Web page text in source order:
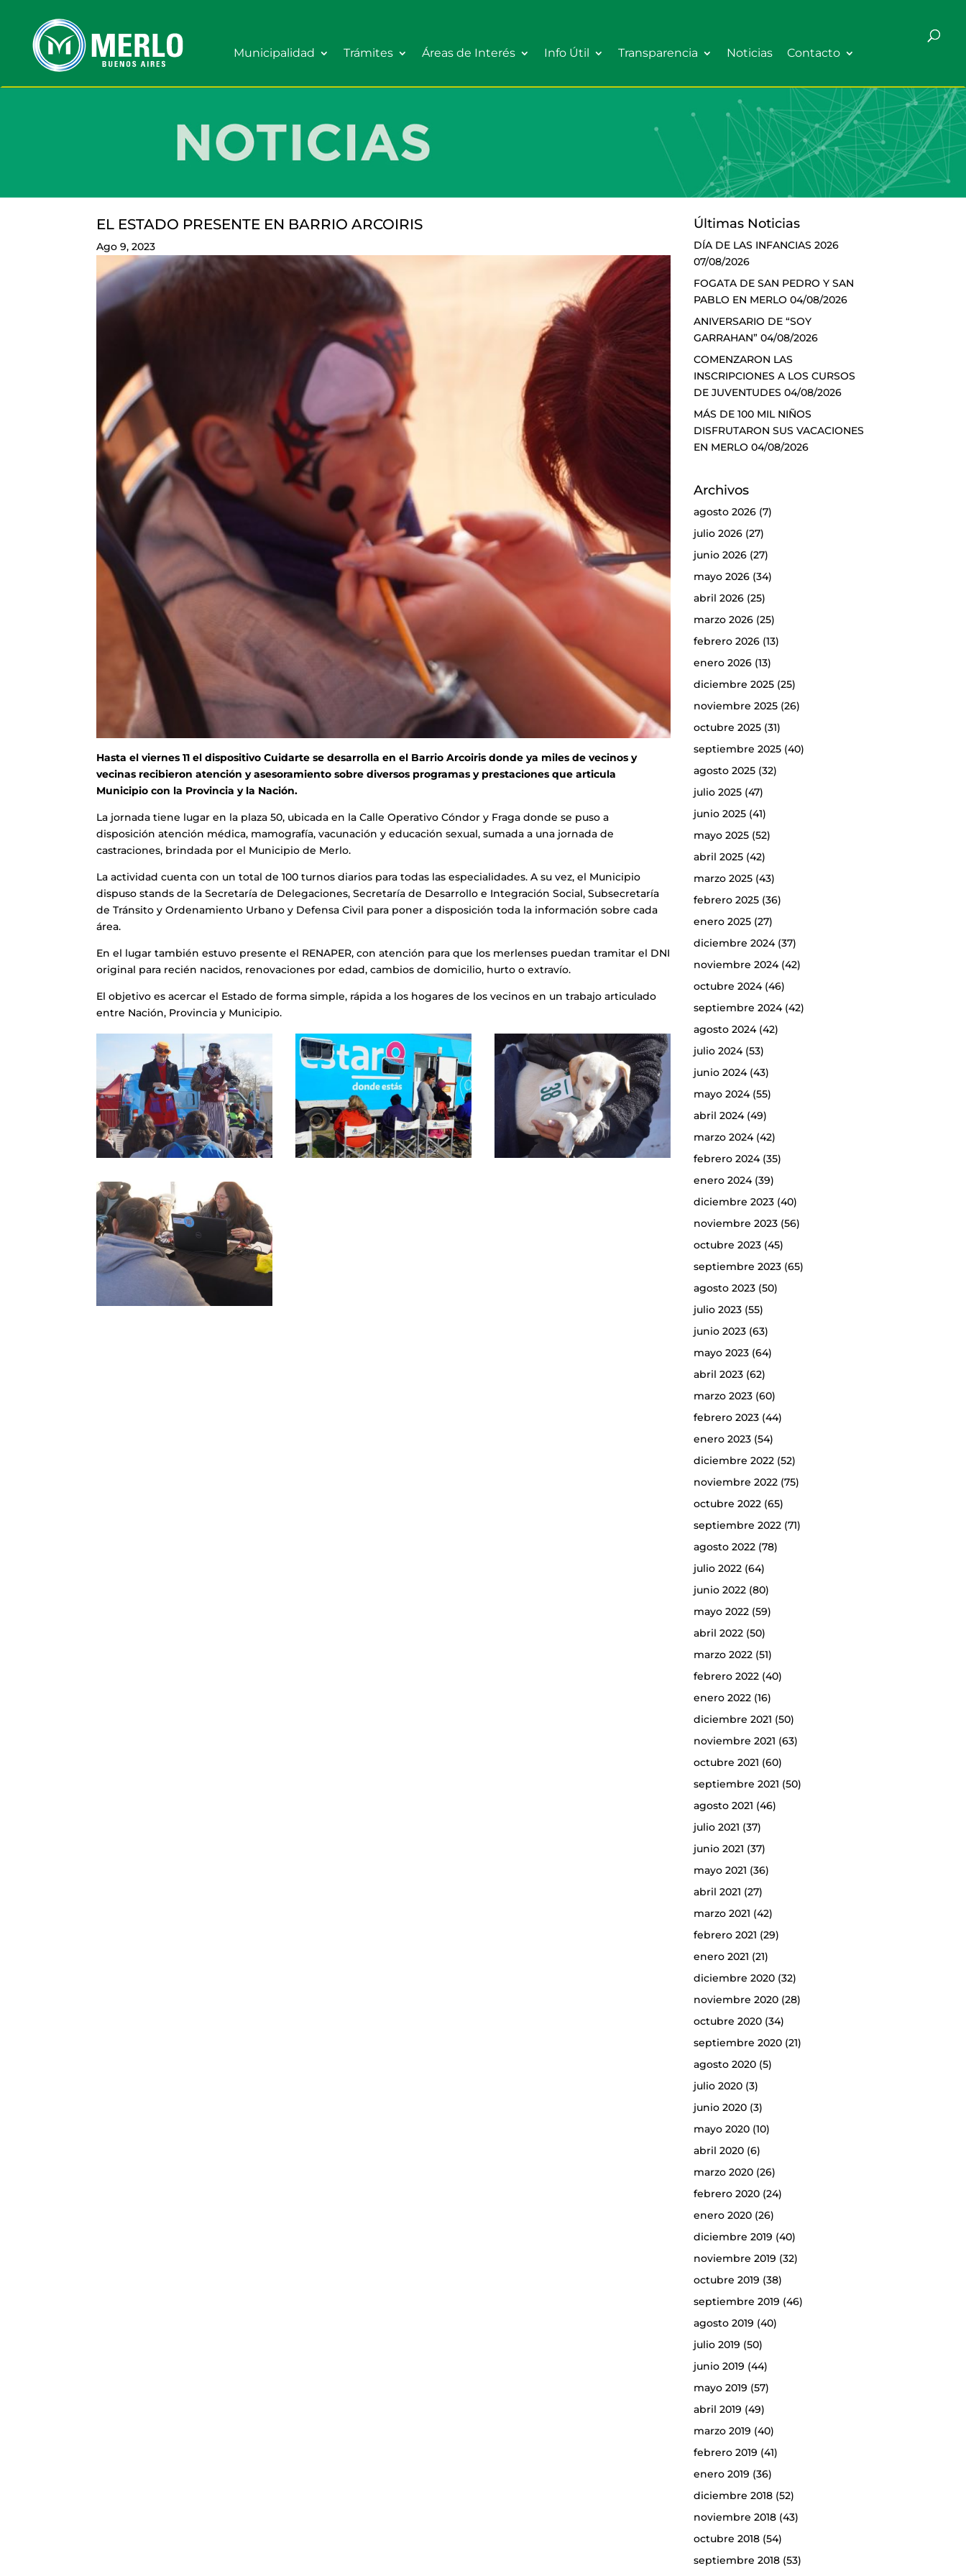
Municipalidad Trámites Áreas de Interés Info Útil Transparencia Noticias Contacto
EL ESTADO PRESENTE EN BARRIO ARCOIRIS
Ago 9, 2023
Hasta el viernes 11 el dispositivo Cuidarte se desarrolla en el Barrio Arcoiris donde ya miles de vecinos y
vecinas recibieron atención y asesoramiento sobre diversos programas y prestaciones que articula
Municipio con la Provincia y la Nación.
La jornada tiene lugar en la plaza 50, ubicada en la Calle Operativo Cóndor y Fraga donde se puso a
disposición atención médica, mamografía, vacunación y educación sexual, sumada a una jornada de
castraciones, brindada por el Municipio de Merlo.
La actividad cuenta con un total de 100 turnos diarios para todas las especialidades. A su vez, el Municipio
dispuso stands de la Secretaría de Delegaciones, Secretaría de Desarrollo e Integración Social, Subsecretaría
de Tránsito y Ordenamiento Urbano y Defensa Civil para poner a disposición toda la información sobre cada
área.
En el lugar también estuvo presente el RENAPER, con atención para que los merlenses puedan tramitar el DNI
original para recién nacidos, renovaciones por edad, cambios de domicilio, hurto o extravío.
El objetivo es acercar el Estado de forma simple, rápida a los hogares de los vecinos en un trabajo articulado
entre Nación, Provincia y Municipio.
Últimas Noticias
DÍA DE LAS INFANCIAS 2026
07/08/2026
FOGATA DE SAN PEDRO Y SAN
PABLO EN MERLO 04/08/2026
ANIVERSARIO DE “SOY
GARRAHAN” 04/08/2026
COMENZARON LAS
INSCRIPCIONES A LOS CURSOS
DE JUVENTUDES 04/08/2026
MÁS DE 100 MIL NIÑOS
DISFRUTARON SUS VACACIONES
EN MERLO 04/08/2026
Archivos
agosto 2026(7)
julio 2026(27)
junio 2026(27)
mayo 2026(34)
abril 2026(25)
marzo 2026(25)
febrero 2026(13)
enero 2026(13)
diciembre 2025(25)
noviembre 2025(26)
octubre 2025(31)
septiembre 2025(40)
agosto 2025(32)
julio 2025(47)
junio 2025(41)
mayo 2025(52)
abril 2025(42)
marzo 2025(43)
febrero 2025(36)
enero 2025(27)
diciembre 2024(37)
noviembre 2024(42)
octubre 2024(46)
septiembre 2024(42)
agosto 2024(42)
julio 2024(53)
junio 2024(43)
mayo 2024(55)
abril 2024(49)
marzo 2024(42)
febrero 2024(35)
enero 2024(39)
diciembre 2023(40)
noviembre 2023(56)
octubre 2023(45)
septiembre 2023(65)
agosto 2023(50)
julio 2023(55)
junio 2023(63)
mayo 2023(64)
abril 2023(62)
marzo 2023(60)
febrero 2023(44)
enero 2023(54)
diciembre 2022(52)
noviembre 2022(75)
octubre 2022(65)
septiembre 2022(71)
agosto 2022(78)
julio 2022(64)
junio 2022(80)
mayo 2022(59)
abril 2022(50)
marzo 2022(51)
febrero 2022(40)
enero 2022(16)
diciembre 2021 (50)
noviembre 2021 (63)
octubre 2021 (60)
septiembre 2021 (50)
agosto 2021 (46)
julio 2021 (37)
junio 2021 (37)
mayo 2021 (36)
abril 2021 (27)
marzo 2021 (42)
febrero 2021 (29)
enero 2021 (21)
diciembre 2020(32)
noviembre 2020(28)
octubre 2020(34)
septiembre 2020(21)
agosto 2020(5)
julio 2020(3)
junio 2020(3)
mayo 2020(10)
abril 2020(6)
marzo 2020(26)
febrero 2020(24)
enero 2020(26)
diciembre 2019 (40)
noviembre 2019 (32)
octubre 2019 (38)
septiembre 2019 (46)
agosto 2019 (40)
julio 2019 (50)
junio 2019 (44)
mayo 2019 (57)
abril 2019 (49)
marzo 2019 (40)
febrero 2019 (41)
enero 2019 (36)
diciembre 2018(52)
noviembre 2018(43)
octubre 2018(54)
septiembre 2018(53)